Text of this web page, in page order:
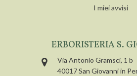
I miei avvisi
ERBORISTERIA S.
Via Antonio Gramsci, 1 b
40017 San Giovanni in